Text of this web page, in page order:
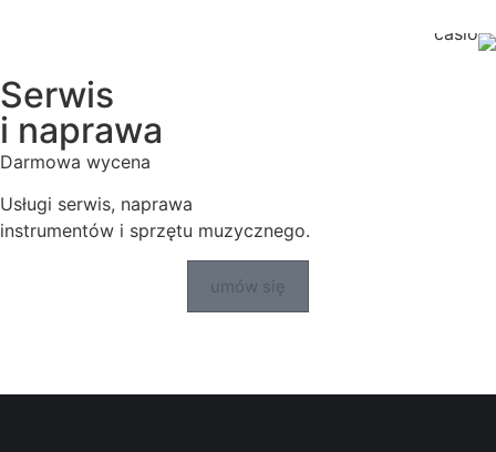
Serwis
i naprawa
Darmowa wycena
Usługi serwis, naprawa
instrumentów i sprzętu muzycznego.
umów się